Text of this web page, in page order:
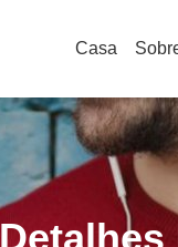
Casa